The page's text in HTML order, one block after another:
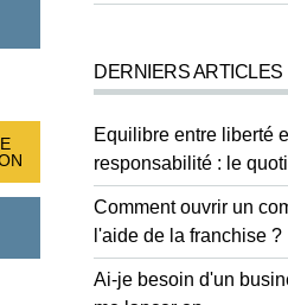
DERNIERS ARTICLES
Equilibre entre liberté
responsabilité : le
Comment ouvrir un
l'aide de la franchise ?
Ai-je besoin d'un